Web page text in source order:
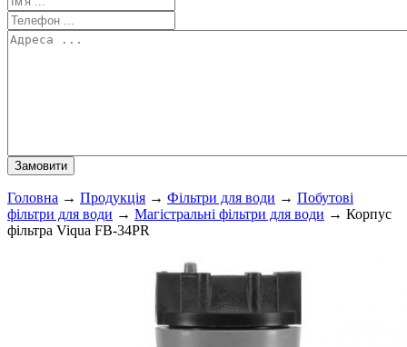
Головна → Продукція → Фільтри для води → Побутові
фільтри для води → Магістральні фільтри для води → Корпус
фільтра Viqua FB-34PR